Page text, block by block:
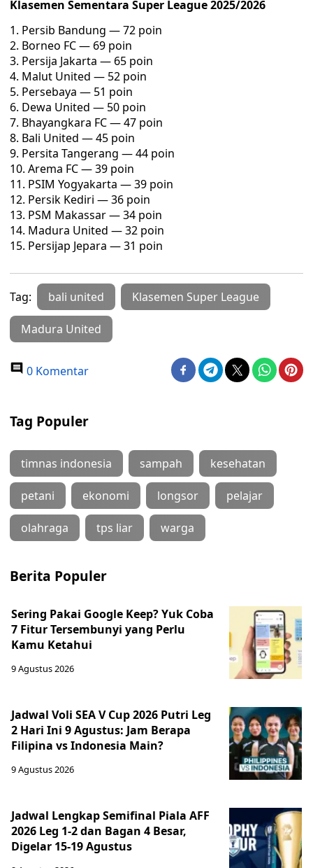
Klasemen Sementara Super League 2025/2026
Persib Bandung — 72 poin
Borneo FC — 69 poin
Persija Jakarta — 65 poin
Malut United — 52 poin
Persebaya — 51 poin
Dewa United — 50 poin
Bhayangkara FC — 47 poin
Bali United — 45 poin
Persita Tangerang — 44 poin
Arema FC — 39 poin
PSIM Yogyakarta — 39 poin
Persik Kediri — 36 poin
PSM Makassar — 34 poin
Madura United — 32 poin
Persijap Jepara — 31 poin
Tag: bali united Klasemen Super League
Madura United
0 Komentar
Tag Populer
timnas indonesia sampah kesehatan
petani ekonomi longsor pelajar
olahraga tps liar warga
Berita Populer
Sering Pakai Google Keep? Yuk Coba
7 Fitur Tersembunyi yang Perlu
Kamu Ketahui
9 Agustus 2026
Jadwal Voli SEA V Cup 2026 Putri Leg
2 Hari Ini 9 Agustus: Jam Berapa
Filipina vs Indonesia Main?
9 Agustus 2026
Jadwal Lengkap Semifinal Piala AFF
2026 Leg 1-2 dan Bagan 4 Besar,
Digelar 15-19 Agustus